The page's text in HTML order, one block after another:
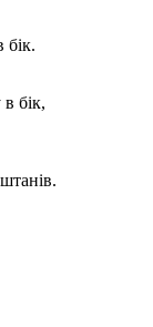
бік.
бік,